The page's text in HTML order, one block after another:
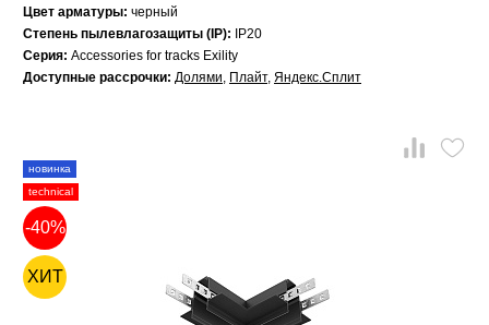
Цвет арматуры: черный
Степень пылевлагозащиты (IP):
IP20
Серия: Accessories for tracks Exility
Доступные рассрочки: Долями, Плайт, Яндекс.Сплит
новинка
technical
-40%
ХИТ